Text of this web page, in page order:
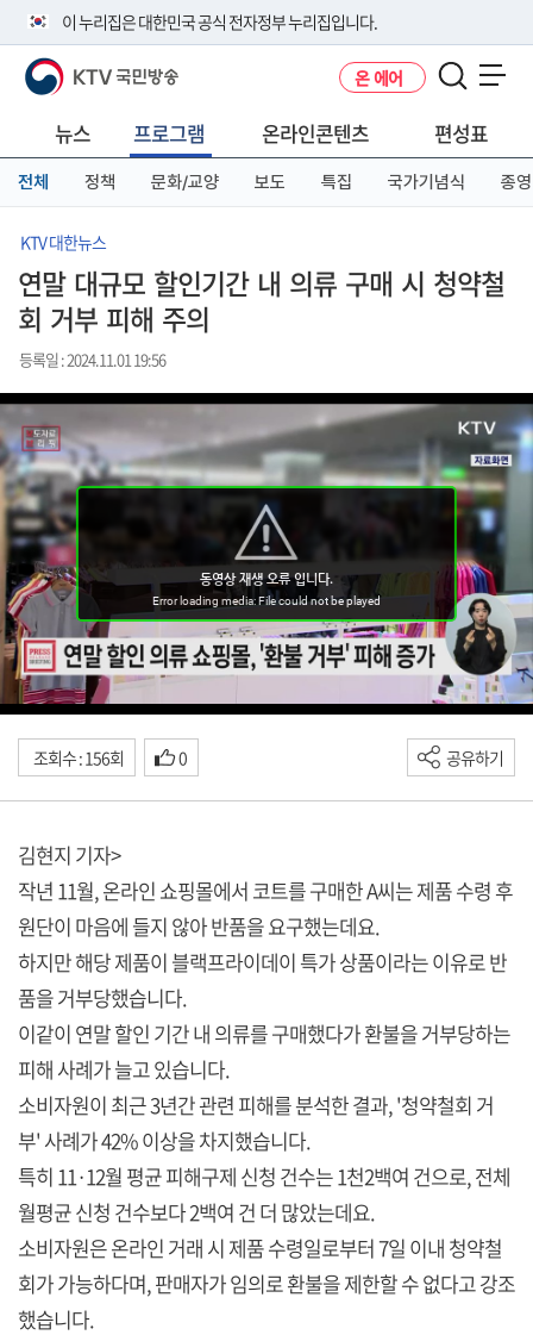
이 누리집은 대한민국 공식 전자정부 누리집입니다.
공식 누리집 주소 확인하기
니다.
이밖에 or.kr 또는 .kr등 다른 도메인 주소를 사용하고 있다면 아래 URL에
서 도메인 주소를 확인해 보세요
KTV 국민방송 온 에어
뉴스 프로그램 온라인콘텐츠 편성표
전체 정책 문화/교양 보도 특집 국가기념식 종영
KTV 대한뉴스
연말 대규모 할인기간 내 의류 구매 시 청약철
회 거부 피해 주의
등록일 : 2024.11.01 19:56
조회수 : 156회 0 공유하기
김현지 기자>
작년 11월, 온라인 쇼핑몰에서 코트를 구매한 A씨는 제품 수령 후
원단이 마음에 들지 않아 반품을 요구했는데요.
하지만 해당 제품이 블랙프라이데이 특가 상품이라는 이유로 반
품을 거부당했습니다.
이같이 연말 할인 기간 내 의류를 구매했다가 환불을 거부당하는
피해 사례가 늘고 있습니다.
소비자원이 최근 3년간 관련 피해를 분석한 결과, '청약철회 거
부' 사례가 42% 이상을 차지했습니다.
특히 11·12월 평균 피해구제 신청 건수는 1천2백여 건으로, 전체
월평균 신청 건수보다 2백여 건 더 많았는데요.
소비자원은 온라인 거래 시 제품 수령일로부터 7일 이내 청약철
회가 가능하다며, 판매자가 임의로 환불을 제한할 수 없다고 강조
했습니다.